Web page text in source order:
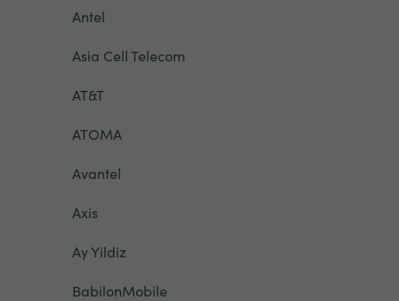
Antel
Asia Cell Telecom
AT&T
ATOMA
Avantel
Axis
Ay Yildiz
BabilonMobile